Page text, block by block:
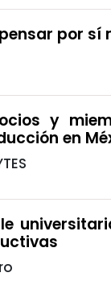
por
y
en